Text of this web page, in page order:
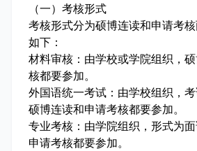
（一）考核形式
考核形式分为硕博连读和申请考
如下：
材料审核：由学校或学院组织，
核都要参加。
外国语统一考试：由学校组织，考
硕博连读和申请考核都要参加。
专业考核：由学院组织，形式为
申请考核都要参加。